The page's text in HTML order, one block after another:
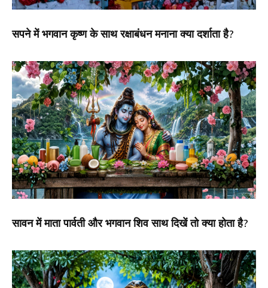
सपने में भगवान कृष्ण के साथ रक्षाबंधन मनाना क्या दर्शाता है?
सावन में माता पार्वती और भगवान शिव साथ दिखें तो क्या होता है?